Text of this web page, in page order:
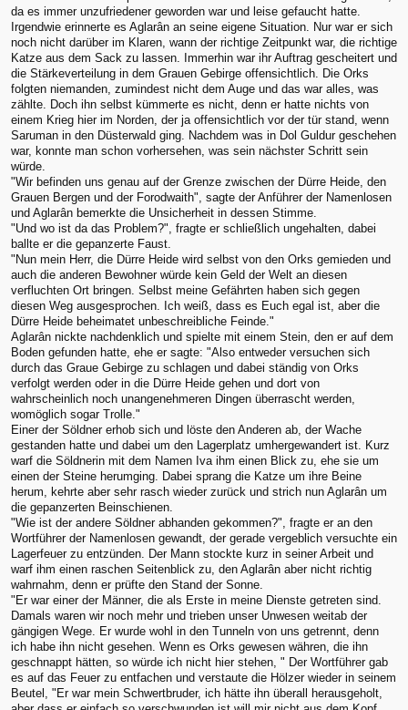
da es immer unzufriedener geworden war und leise gefaucht hatte.
Irgendwie erinnerte es Aglarân an seine eigene Situation. Nur war er sich
noch nicht darüber im Klaren, wann der richtige Zeitpunkt war, die richtige
Katze aus dem Sack zu lassen. Immerhin war ihr Auftrag gescheitert und
die Stärkeverteilung in dem Grauen Gebirge offensichtlich. Die Orks
folgten niemanden, zumindest nicht dem Auge und das war alles, was
zählte. Doch ihn selbst kümmerte es nicht, denn er hatte nichts von
einem Krieg hier im Norden, der ja offensichtlich vor der tür stand, wenn
Saruman in den Düsterwald ging. Nachdem was in Dol Guldur geschehen
war, konnte man schon vorhersehen, was sein nächster Schritt sein
würde.
"Wir befinden uns genau auf der Grenze zwischen der Dürre Heide, den
Grauen Bergen und der Forodwaith", sagte der Anführer der Namenlosen
und Aglarân bemerkte die Unsicherheit in dessen Stimme.
"Und wo ist da das Problem?", fragte er schließlich ungehalten, dabei
ballte er die gepanzerte Faust.
"Nun mein Herr, die Dürre Heide wird selbst von den Orks gemieden und
auch die anderen Bewohner würde kein Geld der Welt an diesen
verfluchten Ort bringen. Selbst meine Gefährten haben sich gegen
diesen Weg ausgesprochen. Ich weiß, dass es Euch egal ist, aber die
Dürre Heide beheimatet unbeschreibliche Feinde."
Aglarân nickte nachdenklich und spielte mit einem Stein, den er auf dem
Boden gefunden hatte, ehe er sagte: "Also entweder versuchen sich
durch das Graue Gebirge zu schlagen und dabei ständig von Orks
verfolgt werden oder in die Dürre Heide gehen und dort von
wahrscheinlich noch unangenehmeren Dingen überrascht werden,
womöglich sogar Trolle."
Einer der Söldner erhob sich und löste den Anderen ab, der Wache
gestanden hatte und dabei um den Lagerplatz umhergewandert ist. Kurz
warf die Söldnerin mit dem Namen Iva ihm einen Blick zu, ehe sie um
einen der Steine herumging. Dabei sprang die Katze um ihre Beine
herum, kehrte aber sehr rasch wieder zurück und strich nun Aglarân um
die gepanzerten Beinschienen.
"Wie ist der andere Söldner abhanden gekommen?", fragte er an den
Wortführer der Namenlosen gewandt, der gerade vergeblich versuchte ein
Lagerfeuer zu entzünden. Der Mann stockte kurz in seiner Arbeit und
warf ihm einen raschen Seitenblick zu, den Aglarân aber nicht richtig
wahrnahm, denn er prüfte den Stand der Sonne.
"Er war einer der Männer, die als Erste in meine Dienste getreten sind.
Damals waren wir noch mehr und trieben unser Unwesen weitab der
gängigen Wege. Er wurde wohl in den Tunneln von uns getrennt, denn
ich habe ihn nicht gesehen. Wenn es Orks gewesen währen, die ihn
geschnappt hätten, so würde ich nicht hier stehen, " Der Wortführer gab
es auf das Feuer zu entfachen und verstaute die Hölzer wieder in seinem
Beutel, "Er war mein Schwertbruder, ich hätte ihn überall herausgeholt,